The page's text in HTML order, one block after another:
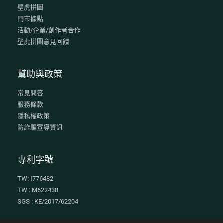
壁虎拼圖
門市據點
活動/企業/創作者合作
壁虎拼圖意見回饋
幫助與政策
常見問答
服務條款
隱私權政策
防詐騙宣導資訊
專利字號
TW: I776482
TW : M622438
SGS : KE/2017/62204